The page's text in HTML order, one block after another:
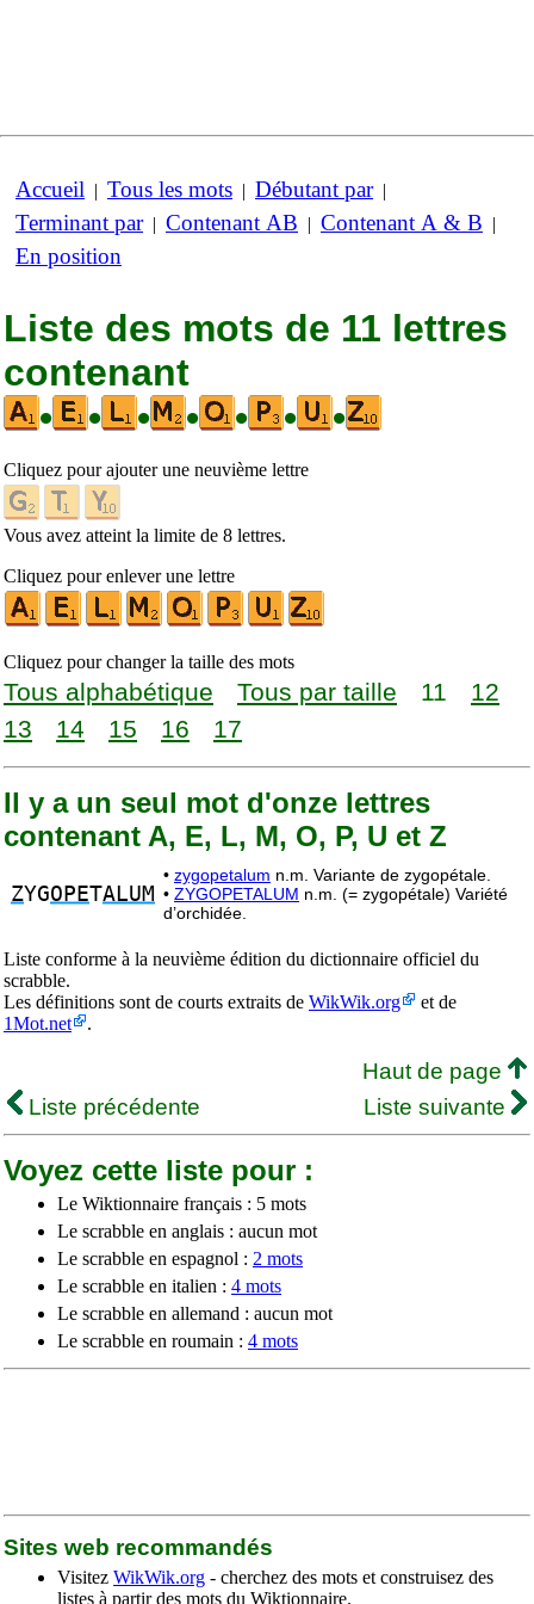
Accueil | Tous les mots | Débutant par|
Terminant par| Contenant AB | Contenant A & B |
En position
Liste des mots de 11 lettres
contenant
•
• • • • • •
Cliquez pour ajouter une neuvième lettre
Vous avez atteint la limite de 8 lettres.
Cliquez pour enlever une lettre
Cliquez pour changer la taille des mots
Tous alphabétique Tous par taille 11
12
13
14 15 16 17
Il y a un seul mot d'onze lettres
contenant A, E, L, M, O, P, U et Z
ZYGOPETALUM
• zygopetalum n.m. Variante de zygopétale.
• ZYGOPETALUM n.m. (= zygopétale) Variété
d’orchidée.
Liste conforme à la neuvième édition du dictionnaire officiel du
scrabble.
Les définitions sont de courts extraits de WikWik.org
et de
1Mot.net
.
Haut de page
Liste précédente
Liste suivante
Voyez cette liste pour :
Le Wiktionnaire français : 5 mots
Le scrabble en anglais : aucun mot
Le scrabble en espagnol : 2 mots
Le scrabble en italien : 4 mots
Le scrabble en allemand : aucun mot
Le scrabble en roumain : 4 mots
Sites web recommandés
Visitez WikWik.org - cherchez des mots et construisez des
listes à partir des mots du Wiktionnaire.